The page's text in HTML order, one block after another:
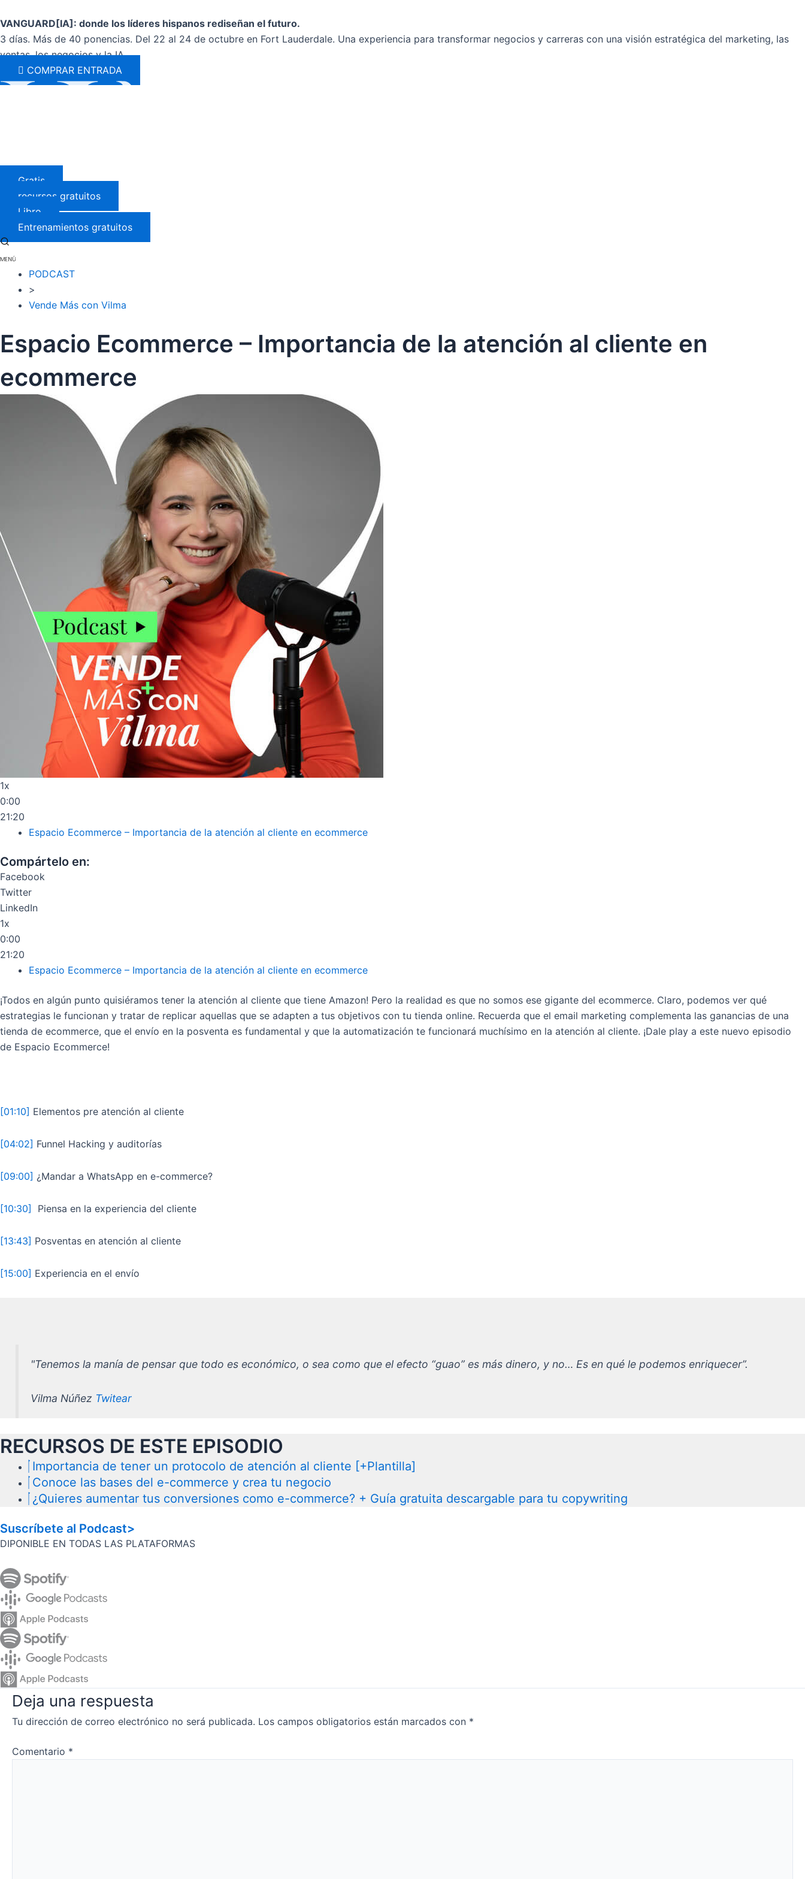
al
contenido
VANGUARD[IA]: donde los líderes hispanos rediseñan el futuro.
3 días. Más de 40 ponencias. Del 22 al 24 de octubre en Fort Lauderdale. Una experiencia para transformar negocios y carreras con una visión estratégica del marketing, las
ventas, los negocios y la IA.
COMPRAR ENTRADA
Gratis
recursos gratuitos
Libro
Entrenamientos gratuitos
PODCAST
>
Vende Más con Vilma
Espacio Ecommerce – Importancia de la atención al cliente en
ecommerce
1x
0:00
21:20
Espacio Ecommerce – Importancia de la atención al cliente en ecommerce
Compártelo en:
Facebook
Twitter
LinkedIn
1x
0:00
21:20
Espacio Ecommerce – Importancia de la atención al cliente en ecommerce
¡Todos en algún punto quisiéramos tener la atención al cliente que tiene Amazon! Pero la realidad es que no somos ese gigante del ecommerce. Claro, podemos ver qué
estrategias le funcionan y tratar de replicar aquellas que se adapten a tus objetivos con tu tienda online. Recuerda que el email marketing complementa las ganancias de una
tienda de ecommerce, que el envío en la posventa es fundamental y que la automatización te funcionará muchísimo en la atención al cliente. ¡Dale play a este nuevo episodio
de Espacio Ecommerce!
[01:10] Elementos pre atención al cliente
[04:02] Funnel Hacking y auditorías
[09:00] ¿Mandar a WhatsApp en e-commerce?
[10:30] Piensa en la experiencia del cliente
[13:43] Posventas en atención al cliente
[15:00] Experiencia en el envío
"Tenemos la manía de pensar que todo es económico, o sea como que el efecto “guao” es más dinero, y no… Es en qué le podemos enriquecer”.
Vilma Núñez Twitear
RECURSOS DE ESTE EPISODIO
Importancia de tener un protocolo de atención al cliente [+Plantilla]
Conoce las bases del e-commerce y crea tu negocio
¿Quieres aumentar tus conversiones como e-commerce? + Guía gratuita descargable para tu copywriting
Suscríbete al Podcast>
DIPONIBLE EN TODAS LAS PLATAFORMAS
Deja una respuesta
Tu dirección de correo electrónico no será publicada. Los campos obligatorios están marcados con *
Comentario *